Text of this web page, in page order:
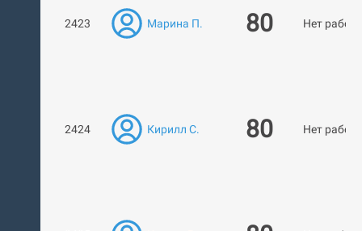
2423 Марина П. 80 Нет работ
2424 Кирилл С. 80 Нет работ